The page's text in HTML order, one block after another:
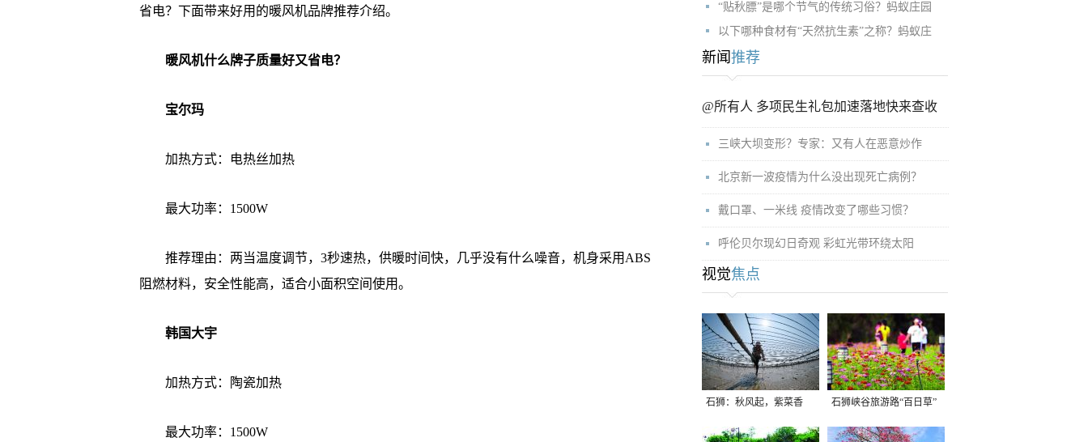
省电？下面带来好用的暖风机品牌推荐介绍。
暖风机什么牌子质量好又省电？
宝尔玛
加热方式：电热丝加热
最大功率：1500W
推荐理由：两当温度调节，3秒速热，供暖时间快，几乎没有什么噪音，机身采用ABS
阻燃材料，安全性能高，适合小面积空间使用。
韩国大宇
加热方式：陶瓷加热
最大功率：1500W
“贴秋膘”是哪个节气的传统习俗？蚂蚁庄园
以下哪种食材有“天然抗生素”之称？蚂蚁庄
新闻 推荐
@所有人 多项民生礼包加速落地快来查收
三峡大坝变形？专家：又有人在恶意炒作
北京新一波疫情为什么没出现死亡病例？
戴口罩、一米线 疫情改变了哪些习惯？
呼伦贝尔现幻日奇观 彩虹光带环绕太阳
视觉焦点
石狮：秋风起，紫菜香 石狮峡谷旅游路“百日草”
争相斗艳